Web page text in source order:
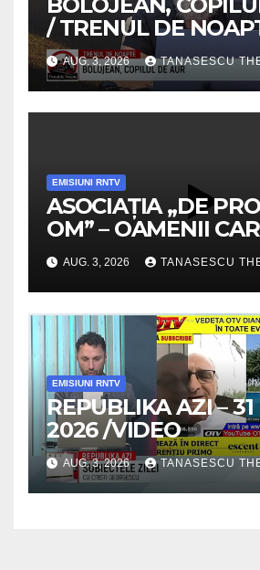
/ TRENUL DE
/VIDEO
AUG. 3, 2026 TANASESCU
EMISIUNI RNTV
ASOCIAȚIA „DE
OM” – OAMENII
VALOARE
SECRETELE
/VIDEO
AUG. 3, 2026 TANASESCU
EMISIUNI RNTV
REPUBLIKA AZI – 31
2026 /VIDEO
AUG. 3, 2026 TANASESCU